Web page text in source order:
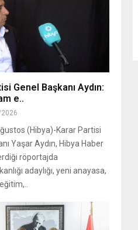
Genel Başkanı Aydın:
e..
(Hibya)-Karar Partisi
Yaşar Aydın, Hibya Haber
röportajda
adaylığı, yeni anayasa,